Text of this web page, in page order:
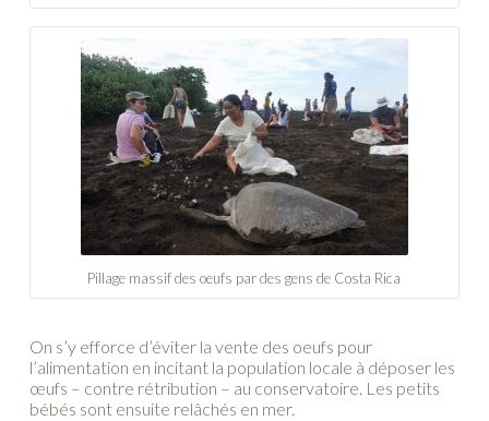
Pillage massif des oeufs par des gens de Costa Rica
On s’y efforce d’éviter la vente des oeufs pour
l’alimentation en incitant la population locale à déposer les
œufs – contre rétribution – au conservatoire. Les petits
bébés sont ensuite relâchés en mer.